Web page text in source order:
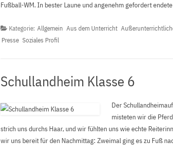
Fußball-WM. In bester Laune und angenehm gefordert
Kategorie: Allgemein Aus dem Unterricht
Presse Soziales Profil
Schullandheim Klasse 6
Der
misteten wir die
strich uns durchs Haar, und wir fühlten uns wie echte
wir uns bereit für den Nachmittag: Zweimal ging es zu Fuß